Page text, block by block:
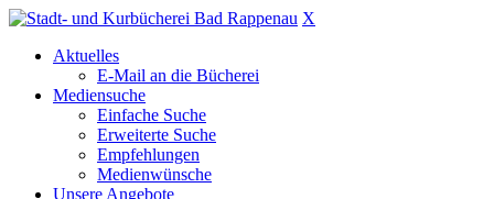
X
Aktuelles
E-Mail an die Bücherei
Mediensuche
Einfache Suche
Erweiterte Suche
Empfehlungen
Medienwünsche
Unsere Angebote